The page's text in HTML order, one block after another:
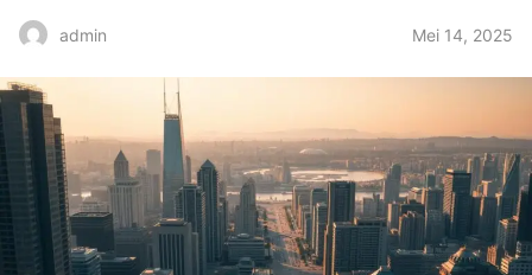
admin Mei 14, 2025